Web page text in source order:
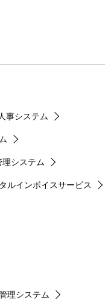
人事システム
理システム
ルインボイスサービス
理システム